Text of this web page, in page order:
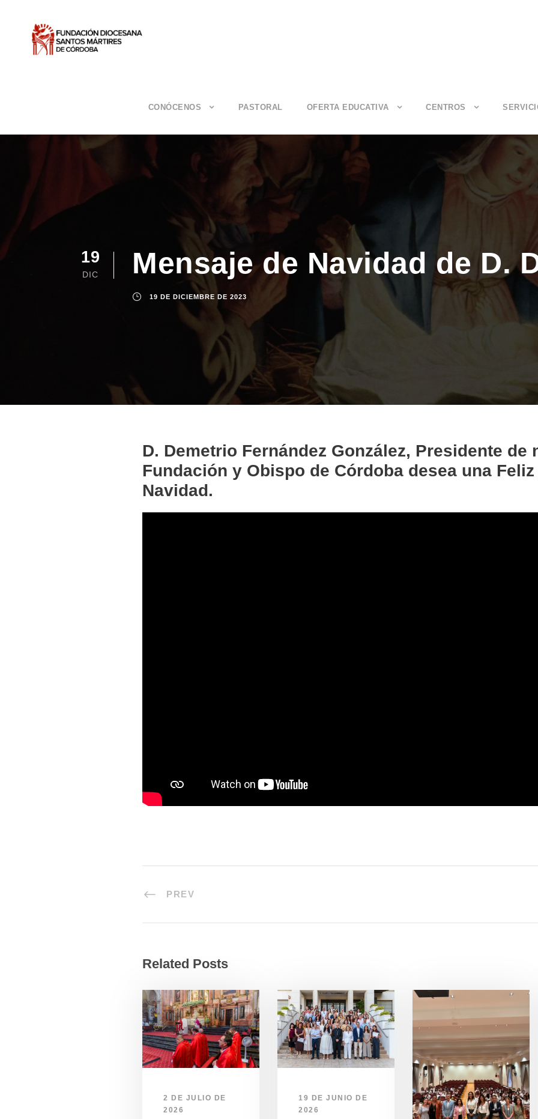
CONÓCENOS PASTORAL OFERTA EDUCATIVA CENTROS
19
DIC Mensaje de Navidad de D.
19 DE DICIEMBRE DE 2023
D. Demetrio Fernández González, Presidente de
Fundación y Obispo de Córdoba desea una
Navidad.
PREV
Related Posts
2 DE JULIO DE
2026
19 DE JUNIO DE
2026